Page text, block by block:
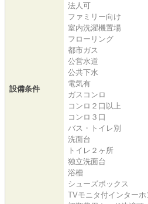
設備条件
法人可
ファミリー向け
室内洗濯機置場
フローリング
都市ガス
公営水道
公共下水
電気有
ガスコンロ
コンロ２口以上
コンロ３口
バス・トイレ別
洗面台
トイレ２ヶ所
独立洗面台
浴槽
シューズボックス
TVモニタ付インターホ